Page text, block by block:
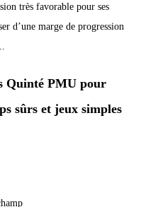
très favorable pour ses
d’une marge de progression
Quinté PMU pour
sûrs et jeux simples